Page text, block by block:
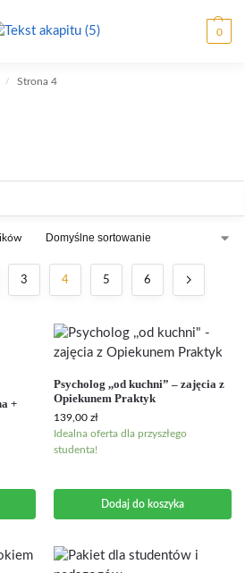
0
/ Strona 4
3 4 5 6
+
Psycholog ,,od kuchni” – zajęcia z
Opiekunem Praktyk
139,00 zł
Idealna oferta dla przyszłego
studenta!
Dodaj do koszyka